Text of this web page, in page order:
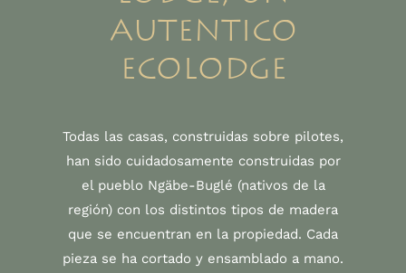
autentico
ecolodge
Todas las casas, construidas sobre pilotes,
han sido cuidadosamente construidas por
el pueblo Ngäbe-Buglé (nativos de la
región) con los distintos tipos de madera
que se encuentran en la propiedad. Cada
pieza se ha cortado y ensamblado a mano.